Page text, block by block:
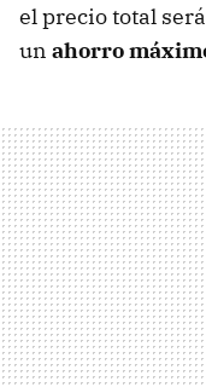
el precio total
un ahorro